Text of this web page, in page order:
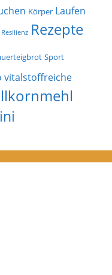
Körper Laufen
Resilienz Rezepte
Sport
vitalstoffreiche